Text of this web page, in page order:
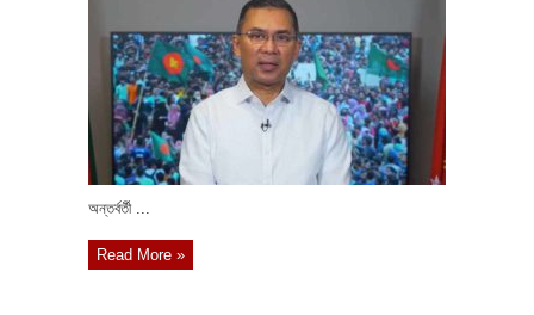
অন্তর্বর্তী ...
Read More »